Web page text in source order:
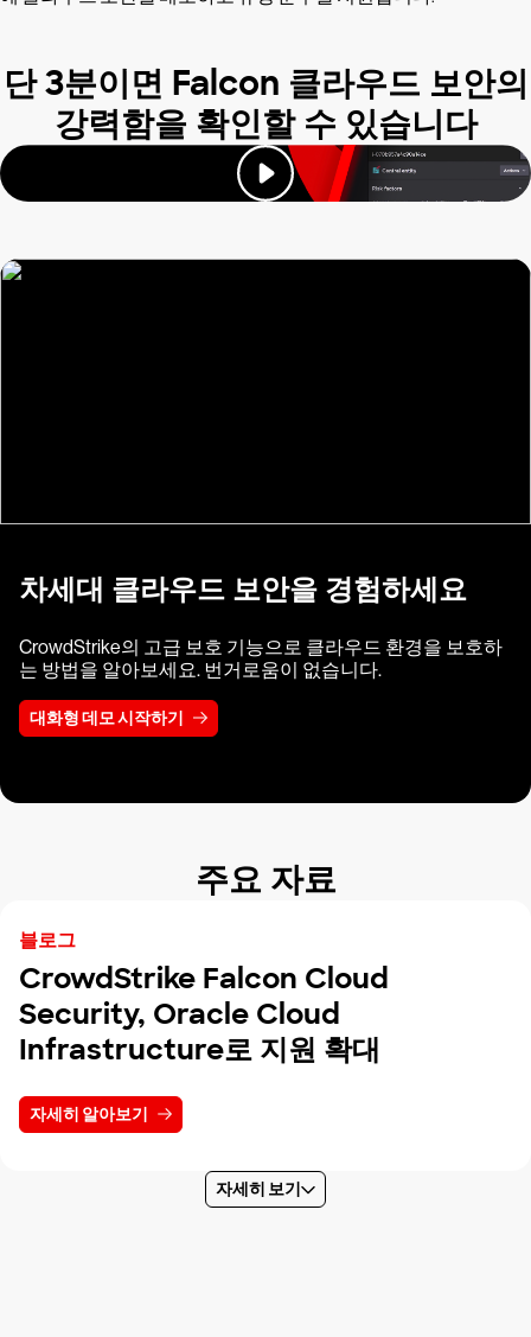
단 3분이면 Falcon 클라우드 보안의
강력함을 확인할 수 있습니다
차세대 클라우드 보안을 경험하세요
CrowdStrike의 고급 보호 기능으로 클라우드 환경을 보호하
는 방법을 알아보세요. 번거로움이 없습니다.
대화형 데모 시작하기
주요 자료
블로그
CrowdStrike Falcon Cloud
Security, Oracle Cloud
Infrastructure로 지원 확대
자세히 알아보기
자세히 보기